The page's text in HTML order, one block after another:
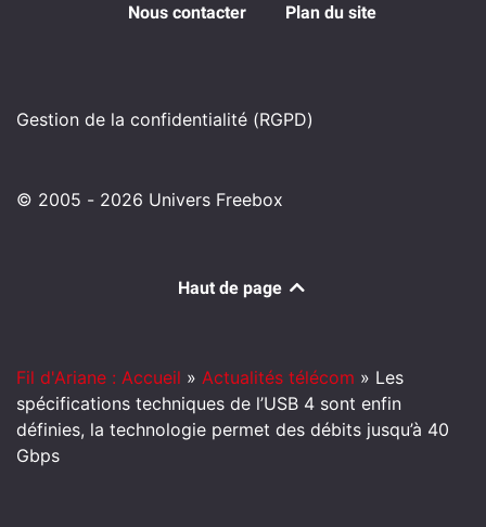
Nous contacter Plan du site
Gestion de la confidentialité (RGPD)
© 2005 - 2026 Univers Freebox
Haut de page
Fil d'Ariane : Accueil » Actualités télécom » Les
spécifications techniques de l’USB 4 sont enfin
définies, la technologie permet des débits jusqu’à 40
Gbps